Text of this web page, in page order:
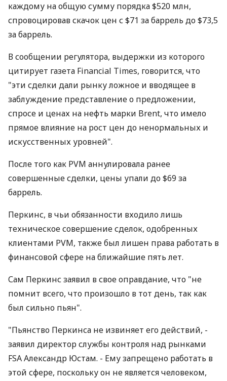
каждому на общую сумму порядка $520 млн,
спровоцировав скачок цен с $71 за баррель до $73,5
за баррель.
В сообщении регулятора, выдержки из которого
цитирует газета Financial Times, говорится, что
"эти сделки дали рынку ложное и вводящее в
заблуждение представление о предложении,
спросе и ценах на нефть марки Brent, что имело
прямое влияние на рост цен до ненормальных и
искусственных уровней".
После того как PVM аннулировала ранее
совершенные сделки, цены упали до $69 за
баррель.
Перкинс, в чьи обязанности входило лишь
техническое совершение сделок, одобренных
клиентами PVM, также был лишен права работать в
финансовой сфере на ближайшие пять лет.
Сам Перкинс заявил в свое оправдание, что "не
помнит всего, что произошло в тот день, так как
был сильно пьян".
"Пьянство Перкинса не извиняет его действий, -
заявил директор службы контроля над рынками
FSA Александр Юстам. - Ему запрещено работать в
этой сфере, поскольку он не является человеком,